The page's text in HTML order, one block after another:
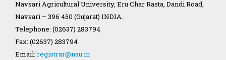
Navsari Agricultural University, Eru Char Rasta, Dandi Road,
Navsari – 396 450 (Gujarat) INDIA.
Telephone: (02637) 283794
Fax: (02637) 283794
Email: registrar@nau.in